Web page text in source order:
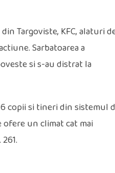
Targoviste, KFC, alaturi
Sarbatoarea a
si s-au distrat la
copii si tineri din sistemul
un climat cat mai